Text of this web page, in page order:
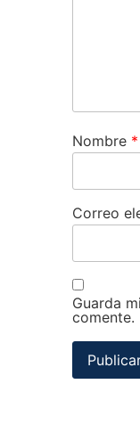
Nombre *
Correo
Guarda
comente.